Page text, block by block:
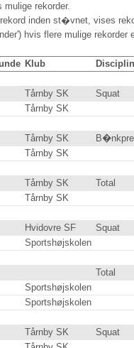
rekorder.
inden st�vnet, vises
hvis flere mulige
Klub Disciplin
Tårnby SK
Squat
Tårnby SK
Tårnby SK
Tårnby SK
Tårnby SK
Total
Tårnby SK
Hvidovre SF
Squat
Sportshøjskolen
Total
Sportshøjskolen
Sportshøjskolen
Tårnby SK
Squat